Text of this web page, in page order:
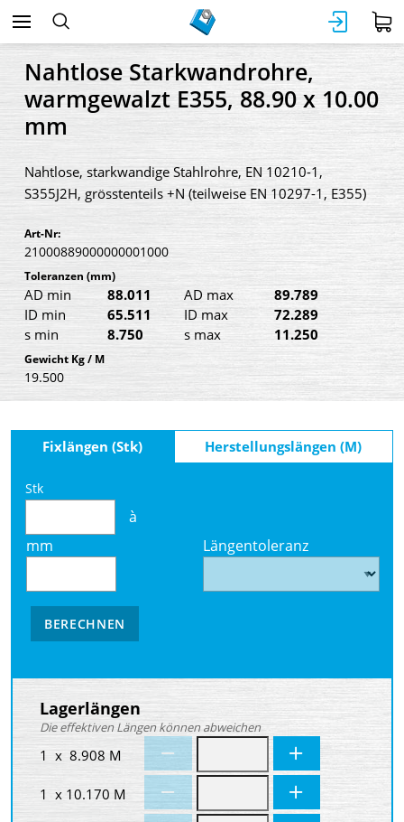
Nahtlose Starkwandrohre,
warmgewalzt E355, 88.90 x 10.00
mm
Nahtlose, starkwandige Stahlrohre, EN 10210-1,
S355J2H, grösstenteils +N (teilweise EN 10297-1, E355)
Art-Nr:
21000889000000001000
Toleranzen (mm)
AD min 88.011 AD max
89.789
ID min
65.511 ID max
72.289
s min
8.750 s max 11.250
Gewicht Kg / M
19.500
Fixlängen (Stk) Herstellungslängen (M)
Stk
à
mm
Längentoleranz
BERECHNEN
Lagerlängen
Die effektiven Längen können abweichen
1 x 8.908 M
1 x 10.170 M